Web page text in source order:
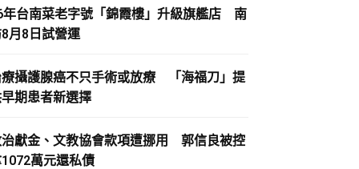
年台南菜老字號「錦霞樓」升級旗艦店 南
月8日試營運
攝護腺癌不只手術或放療 「海福刀」提
期患者新選擇
獻金、文教協會款項遭挪用 郭信良被控
萬元還私債